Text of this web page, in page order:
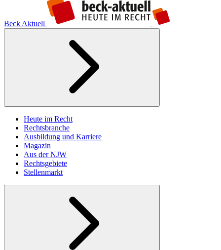
Beck Aktuell
Heute im Recht
Rechtsbranche
Ausbildung und Karriere
Magazin
Aus der NJW
Rechtsgebiete
Stellenmarkt